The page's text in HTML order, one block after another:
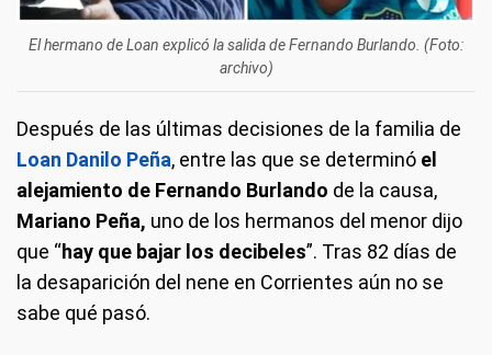
El hermano de Loan explicó la salida de Fernando Burlando. (Foto:
archivo)
Después de las últimas decisiones de la familia de
Loan Danilo Peña, entre las que se determinó el
alejamiento de Fernando Burlando de la causa,
Mariano Peña, uno de los hermanos del menor dijo
que “hay que bajar los decibeles”. Tras 82 días de
la desaparición del nene en Corrientes aún no se
sabe qué pasó.